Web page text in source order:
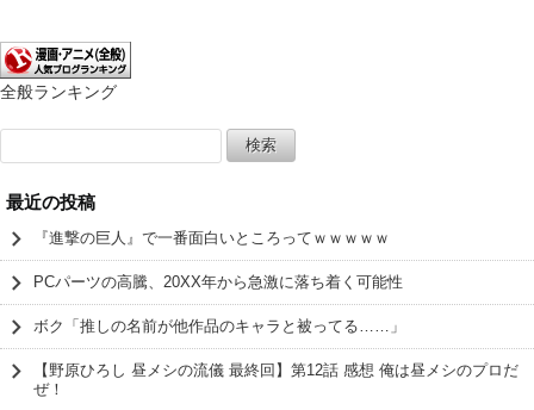
全般ランキング
索:
最近の投稿
『進撃の巨人』で一番面白いところってｗｗｗｗｗ
PCパーツの高騰、20XX年から急激に落ち着く可能性
ボク「推しの名前が他作品のキャラと被ってる……」
【野原ひろし 昼メシの流儀 最終回】第12話 感想 俺は昼メシのプロだ
ぜ！